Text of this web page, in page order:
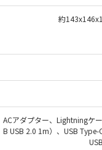
約
ACアダプター、Lightningケ
B USB 2.0 1m）、USB Type-